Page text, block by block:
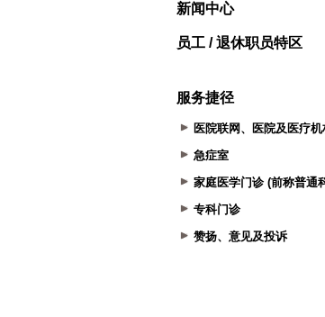
新闻中心
员工 / 退休职员特区
服务捷径
医院联网、医院及医疗机
急症室
家庭医学门诊 (前称普通
专科门诊
赞扬、意见及投诉